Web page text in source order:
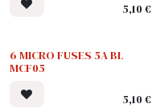
5,10€
6 MICRO FUSES 5A BL
MCF05
5,10€